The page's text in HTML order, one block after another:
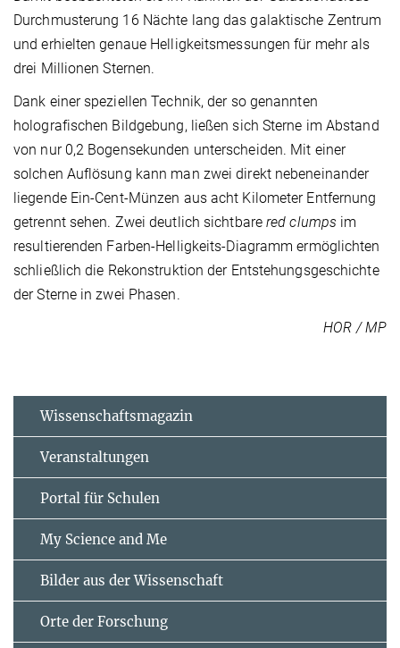
Durchmusterung 16 Nächte lang das galaktische Zentrum
und erhielten genaue Helligkeitsmessungen für mehr als
drei Millionen Sternen.
Dank einer speziellen Technik, der so genannten
holografischen Bildgebung, ließen sich Sterne im Abstand
von nur 0,2 Bogensekunden unterscheiden. Mit einer
solchen Auflösung kann man zwei direkt nebeneinander
liegende Ein-Cent-Münzen aus acht Kilometer Entfernung
getrennt sehen. Zwei deutlich sichtbarered clumps im
resultierenden Farben-Helligkeits-Diagramm ermöglichten
schließlich die Rekonstruktion der Entstehungsgeschichte
der Sterne in zwei Phasen.
HOR / MP
Wissenschaftsmagazin
Veranstaltungen
Portal für Schulen
My Science and Me
Bilder aus der Wissenschaft
Orte der Forschung